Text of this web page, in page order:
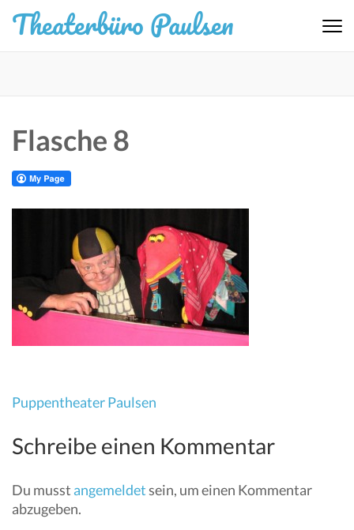
Inhalt
Theaterbüro Paulsen
Flasche 8
Beitragsnavigation
Puppentheater Paulsen
Schreibe einen Kommentar
Du musst angemeldetsein, um einen Kommentar
abzugeben.